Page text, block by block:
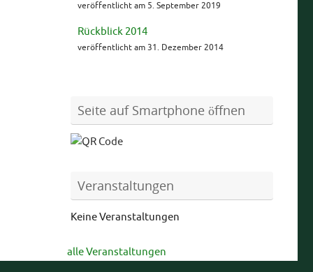
veröffentlicht am 5. September 2019
Rückblick 2014
veröffentlicht am 31. Dezember 2014
Seite auf Smartphone öffnen
Veranstaltungen
Keine Veranstaltungen
alle Veranstaltungen